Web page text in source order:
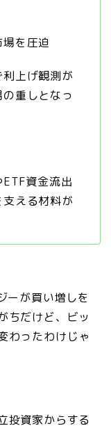
を圧迫
上げ観測が
重しとなっ
資金流出
える材料が
ーが買い増しを
ちだけど、ビッ
わったわけじゃ
投資家からする